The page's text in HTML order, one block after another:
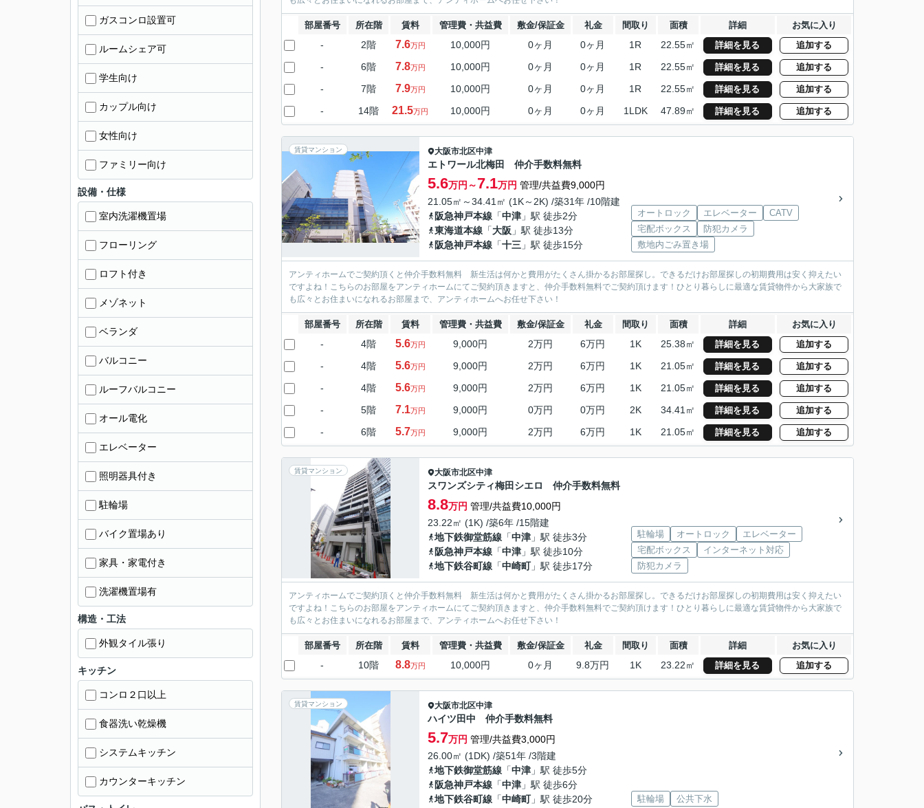
部屋番号 所在階 賃料 管理費・共益費 敷金/保証金 礼金 間取り 面積 詳細 お気に入り
- 2階 7.6万円 10,000円 0ヶ月 0ヶ月 1R 22.55㎡ 詳細を見る 追加する
- 6階 7.8万円 10,000円 0ヶ月 0ヶ月 1R 22.55㎡ 詳細を見る 追加する
- 7階 7.9万円 10,000円 0ヶ月 0ヶ月 1R 22.55㎡ 詳細を見る 追加する
- 14階 21.5万円 10,000円 0ヶ月 0ヶ月 1LDK 47.89㎡ 詳細を見る 追加する
賃貸マンション 大阪市北区中津
エトワール北梅田 仲介手数料無料
5.6万円～7.1万円 管理/共益費9,000円
21.05㎡～34.41㎡ (1K～2K) /築31年 /10階建
阪急神戸本線 「中津 」駅 徒歩2分
東海道本線 「大阪 」駅 徒歩13分
阪急神戸本線 「十三 」駅 徒歩15分
オートロック エレベーター
CATV
宅配ボックス
防犯カメラ
敷地内ごみ置き場
アンティホームでご契約頂くと仲介手数料無料 新生活は何かと費用がたくさん掛かるお部屋探し。できるだけお部屋探しの初期費用は安く抑えたい
ですよね！こちらのお部屋をアンティホームにてご契約頂きますと、仲介手数料無料でご契約頂けます！ひとり暮らしに最適な賃貸物件から大家族で
も広々とお住まいになれるお部屋まで、アンティホームへお任せ下さい！
部屋番号 所在階 賃料 管理費・共益費 敷金/保証金 礼金 間取り 面積 詳細 お気に入り
- 4階 5.6万円 9,000円 2万円 6万円 1K 25.38㎡ 詳細を見る 追加する
- 4階 5.6万円 9,000円 2万円 6万円 1K 21.05㎡ 詳細を見る 追加する
- 4階 5.6万円 9,000円 2万円 6万円 1K 21.05㎡ 詳細を見る 追加する
- 5階 7.1万円 9,000円 0万円 0万円 2K 34.41㎡ 詳細を見る 追加する
- 6階 5.7万円 9,000円 2万円 6万円 1K 21.05㎡ 詳細を見る 追加する
賃貸マンション 大阪市北区中津
スワンズシティ梅田シエロ 仲介手数料無料
8.8万円 管理/共益費10,000円
23.22㎡ (1K) /築6年 /15階建
地下鉄御堂筋線 「中津 」駅 徒歩3分
阪急神戸本線 「中津 」駅 徒歩10分
地下鉄谷町線 「中崎町」駅 徒歩17分
駐輪場 オートロック
エレベーター
宅配ボックス
インターネット対応
防犯カメラ
アンティホームでご契約頂くと仲介手数料無料 新生活は何かと費用がたくさん掛かるお部屋探し。できるだけお部屋探しの初期費用は安く抑えたい
ですよね！こちらのお部屋をアンティホームにてご契約頂きますと、仲介手数料無料でご契約頂けます！ひとり暮らしに最適な賃貸物件から大家族で
も広々とお住まいになれるお部屋まで、アンティホームへお任せ下さい！
部屋番号 所在階 賃料 管理費・共益費 敷金/保証金 礼金 間取り 面積 詳細 お気に入り
- 10階 8.8万円 10,000円 0ヶ月 9.8万円 1K 23.22㎡ 詳細を見る 追加する
賃貸マンション 大阪市北区中津
ハイツ田中 仲介手数料無料
5.7万円 管理/共益費3,000円
26.00㎡ (1DK) /築51年 /3階建
地下鉄御堂筋線 「中津 」駅 徒歩5分
阪急神戸本線 「中津 」駅 徒歩6分
地下鉄谷町線 「中崎町」駅 徒歩20分 駐輪場 公共下水
ガスコンロ設置可
ルームシェア可
学生向け
カップル向け
女性向け
ファミリー向け
設備・仕様
室内洗濯機置場
フローリング
ロフト付き
メゾネット
ベランダ
バルコニー
ルーフバルコニー
オール電化
エレベーター
照明器具付き
駐輪場
バイク置場あり
家具・家電付き
洗濯機置場有
構造・工法
外観タイル張り
キッチン
コンロ２口以上
食器洗い乾燥機
システムキッチン
カウンターキッチン